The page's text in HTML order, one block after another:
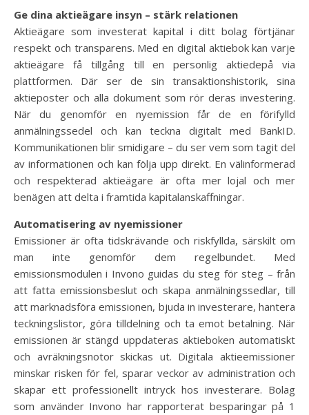
Ge dina aktieägare insyn – stärk relationen
Aktieägare som investerat kapital i ditt bolag förtjänar
respekt och transparens. Med en digital aktiebok kan varje
aktieägare få tillgång till en personlig aktiedepå via
plattformen. Där ser de sin transaktionshistorik, sina
aktieposter och alla dokument som rör deras investering.
När du genomför en nyemission får de en förifylld
anmälningssedel och kan teckna digitalt med BankID.
Kommunikationen blir smidigare – du ser vem som tagit del
av informationen och kan följa upp direkt. En välinformerad
och respekterad aktieägare är ofta mer lojal och mer
benägen att delta i framtida kapitalanskaffningar.
Automatisering av nyemissioner
Emissioner är ofta tidskrävande och riskfyllda, särskilt om
man inte genomför dem regelbundet. Med
emissionsmodulen i Invono guidas du steg för steg – från
att fatta emissionsbeslut och skapa anmälningssedlar, till
att marknadsföra emissionen, bjuda in investerare, hantera
teckningslistor, göra tilldelning och ta emot betalning. När
emissionen är stängd uppdateras aktieboken automatiskt
och avräkningsnotor skickas ut. Digitala aktieemissioner
minskar risken för fel, sparar veckor av administration och
skapar ett professionellt intryck hos investerare. Bolag
som använder Invono har rapporterat besparingar på 1